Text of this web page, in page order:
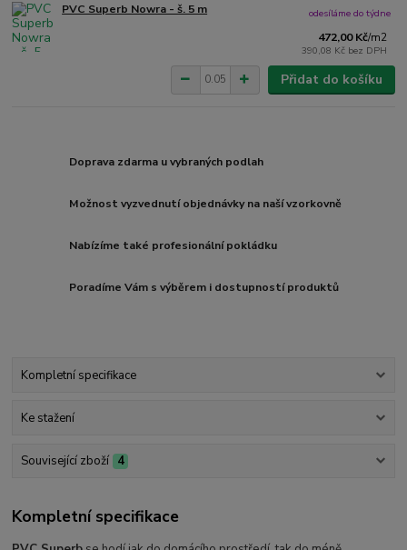
PVC Superb Nowra - š. 5 m
472,00 Kč/m2
390,08 Kč bez DPH
odesíláme do týdne
Přidat do košíku
Doprava zdarma u vybraných podlah
Možnost vyzvednutí objednávky na naší vzorkovně
Nabízíme také profesionální pokládku
Poradíme Vám s výběrem i dostupností produktů
Kompletní specifikace
Ke stažení
Související zboží 4
Kompletní specifikace